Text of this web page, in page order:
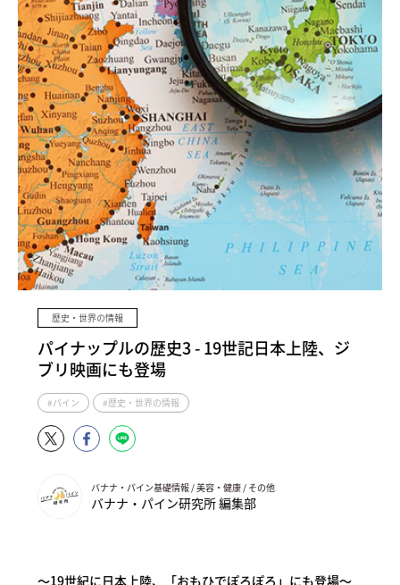
歴史・世界の情報
パイナップルの歴史3 - 19世記日本上陸、ジ
ブリ映画にも登場
#パイン #歴史・世界の情報
バナナ・パイン基礎情報 / 美容・健康 / その他
バナナ・パイン研究所 編集部
〜19世紀に日本上陸、「おもひでぽろぽろ」にも登場〜